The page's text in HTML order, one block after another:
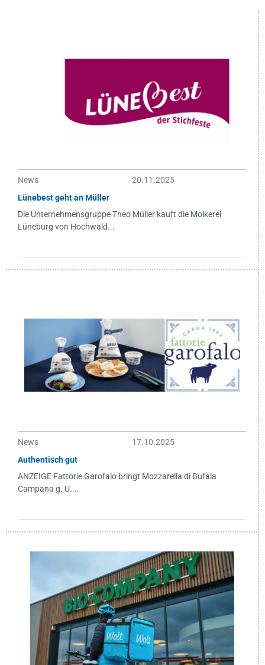
News
20.11.2025
Lünebest geht an Müller
Die Unternehmensgruppe Theo Müller kauft die Molkerei
Lüneburg von Hochwald...
News
17.10.2025
Authentisch gut
ANZEIGE Fattorie Garofalo bringt Mozzarella di Bufala
Campana g. U....